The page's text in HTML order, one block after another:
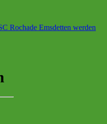
Rochade Emsdetten werden